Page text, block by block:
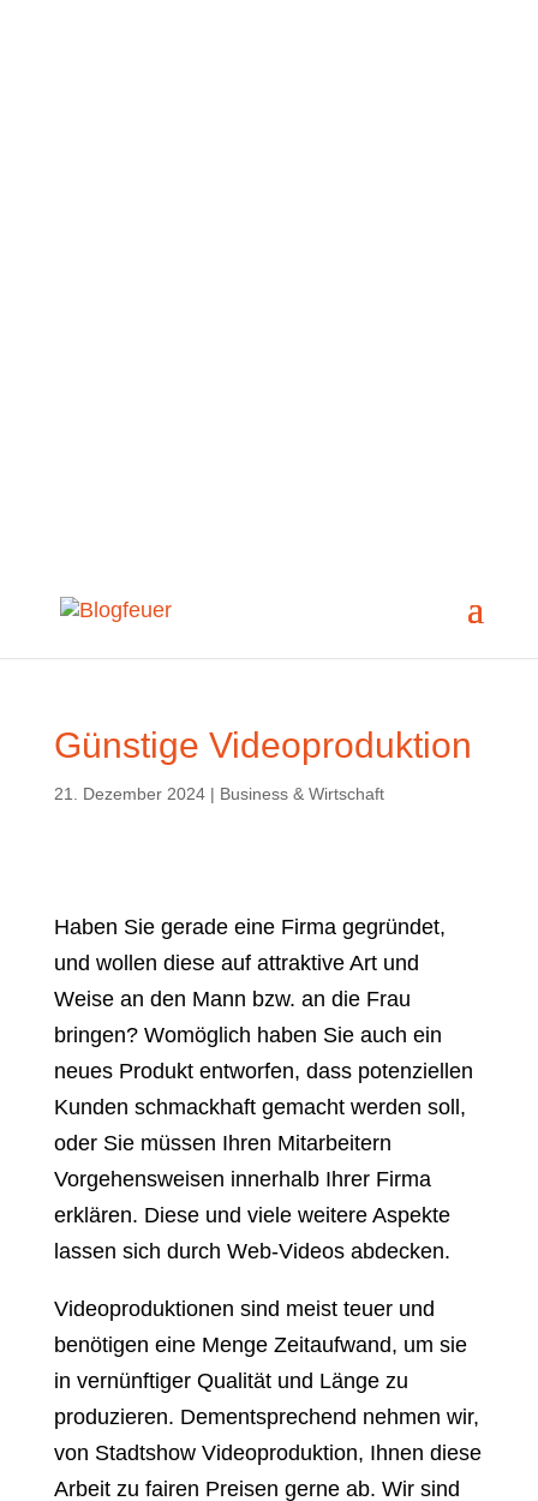
Günstige Videoproduktion
21. Dezember 2024| Business & Wirtschaft
Haben Sie gerade eine Firma gegründet,
und wollen diese auf attraktive Art und
Weise an den Mann bzw. an die Frau
bringen? Womöglich haben Sie auch ein
neues Produkt entworfen, dass potenziellen
Kunden schmackhaft gemacht werden soll,
oder Sie müssen Ihren Mitarbeitern
Vorgehensweisen innerhalb Ihrer Firma
erklären. Diese und viele weitere Aspekte
lassen sich durch Web-Videos abdecken.
Videoproduktionen sind meist teuer und
benötigen eine Menge Zeitaufwand, um sie
in vernünftiger Qualität und Länge zu
produzieren. Dementsprechend nehmen wir,
von Stadtshow Videoproduktion, Ihnen diese
Arbeit zu fairen Preisen gerne ab. Wir sind